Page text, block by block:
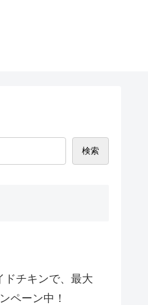
検索
ドチキンで、最大
ペーン中！